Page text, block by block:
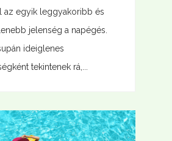
az egyik leggyakoribb és
jelenség a napégés.
ideiglenes
tekintenek rá,...